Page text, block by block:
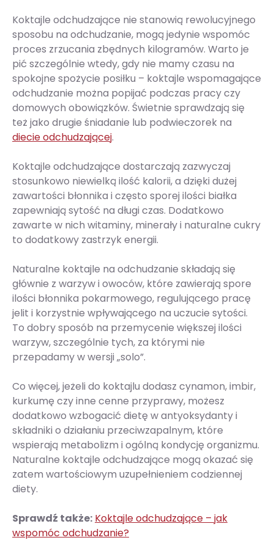
Koktajle odchudzające nie stanowią rewolucyjnego
sposobu na odchudzanie, mogą jedynie wspomóc
proces zrzucania zbędnych kilogramów. Warto je
pić szczególnie wtedy, gdy nie mamy czasu na
spokojne spożycie posiłku – koktajle wspomagające
odchudzanie można popijać podczas pracy czy
domowych obowiązków. Świetnie sprawdzają się
też jako drugie śniadanie lub podwieczorek na
diecie odchudzającej.
Koktajle odchudzające dostarczają zazwyczaj
stosunkowo niewielką ilość kalorii, a dzięki dużej
zawartości błonnika i często sporej ilości białka
zapewniają sytość na długi czas. Dodatkowo
zawarte w nich witaminy, minerały i naturalne cukry
to dodatkowy zastrzyk energii.
Naturalne koktajle na odchudzanie składają się
głównie z warzyw i owoców, które zawierają spore
ilości błonnika pokarmowego, regulującego pracę
jelit i korzystnie wpływającego na uczucie sytości.
To dobry sposób na przemycenie większej ilości
warzyw, szczególnie tych, za którymi nie
przepadamy w wersji „solo”.
Co więcej, jeżeli do koktajlu dodasz cynamon, imbir,
kurkumę czy inne cenne przyprawy, możesz
dodatkowo wzbogacić dietę w antyoksydanty i
składniki o działaniu przeciwzapalnym, które
wspierają metabolizm i ogólną kondycję organizmu.
Naturalne koktajle odchudzające mogą okazać się
zatem wartościowym uzupełnieniem codziennej
diety.
Sprawdź także: Koktajle odchudzające – jak
wspomóc odchudzanie?